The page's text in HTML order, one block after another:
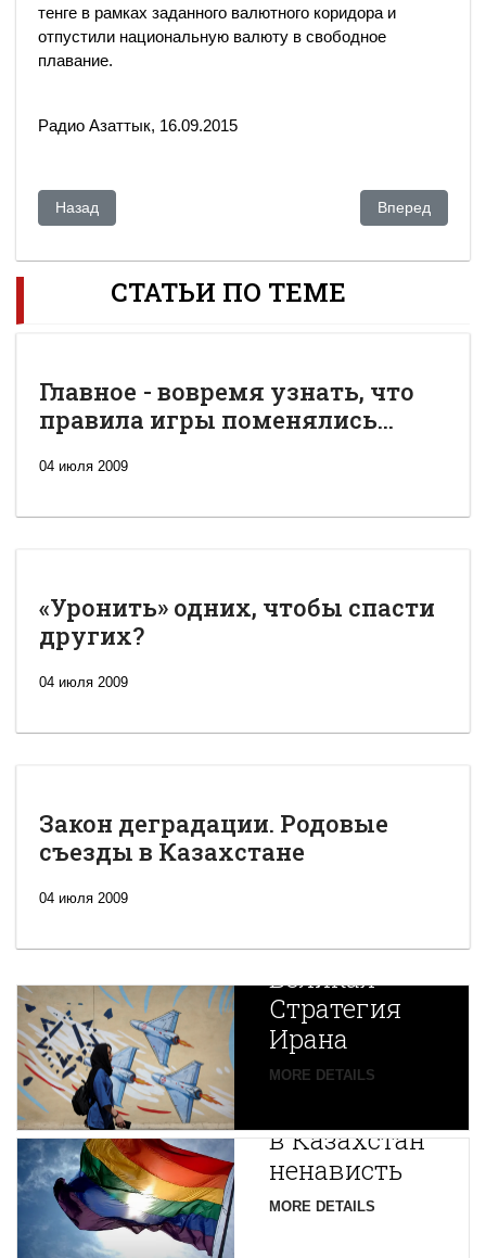
тенге в рамках заданного валютного коридора и
отпустили национальную валюту в свободное
плавание.
Радио Азаттык, 16.09.2015
Предыдущий: Дочке папой не бывать!
Назад Следующий:
Вперед
СТАТЬИ ПО ТЕМЕ
Главное - вовремя узнать, что
правила игры поменялись...
04 июля 2009
«Уронить» одних, чтобы спасти
других?
04 июля 2009
Закон деградации. Родовые
съезды в Казахстане
04 июля 2009
Новая
Великая
Стратегия
Ирана
MORE DETAILS
Путин
в Казахстан
ненависть
MORE DETAILS
Центральной
Азии
зарождается